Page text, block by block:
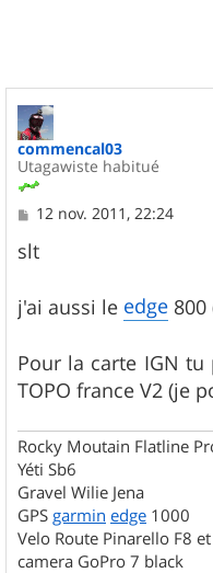
commencal03
Utagawiste habitué
M
s
s
g
e
12 nov. 2011, 22:24
slt
j'ai aussi le edge
Pour la carte IGN
TOPO france V2 (je
Rocky Moutain Flatline
Yéti Sb6
Gravel Wilie Jena
GPS garmin edge 1000
Velo Route Pinarello F8
camera GoPro 7 black